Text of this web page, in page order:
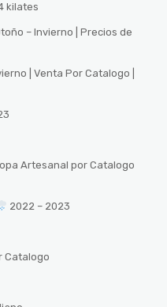
kilates
– Invierno | Precios de
| Venta Por Catalogo |
Artesanal por Catalogo
2022 – 2023
Catalogo